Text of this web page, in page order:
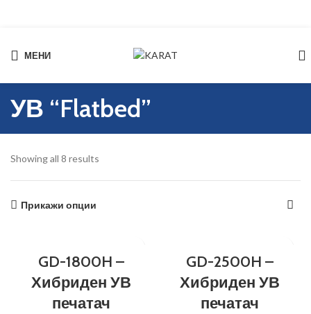
МЕНИ
УВ “Flatbed”
Showing all 8 results
Прикажи опции
GD-1800H –
Хибриден УВ
печатач
GD-2500H –
Хибриден УВ
печатач